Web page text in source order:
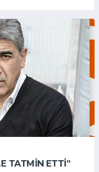
TATMİN ETTİ"